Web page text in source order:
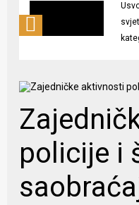
policije i